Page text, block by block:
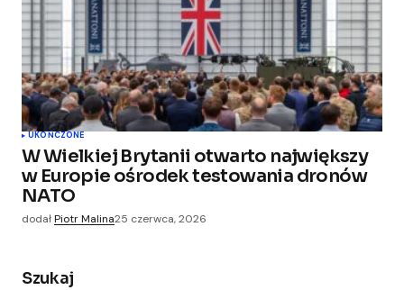
UKOŃCZONE
W Wielkiej Brytanii otwarto największy
w Europie ośrodek testowania dronów
NATO
dodałPiotr Malina25 czerwca, 2026
Szukaj